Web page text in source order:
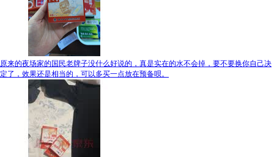
原来的夜场家的国民老牌子没什么好说的，真是实在的水不会掉，要不要换你自己决
定了，效果还是相当的，可以多买一点放在预备呗。